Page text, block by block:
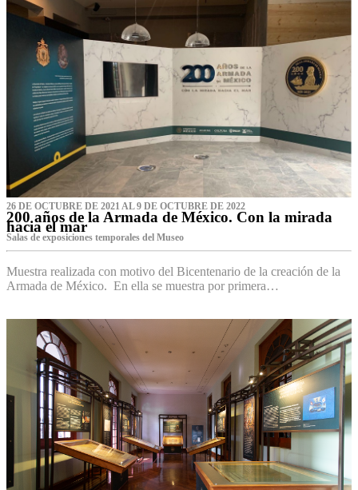
26 DE OCTUBRE DE 2021 AL 9 DE OCTUBRE DE 2022
200 años de la Armada de México. Con la mirada
hacia el mar
Salas de exposiciones temporales del Museo‌
Muestra realizada con motivo del Bicentenario de la creación de la
Armada de México. En ella se muestra por primera…